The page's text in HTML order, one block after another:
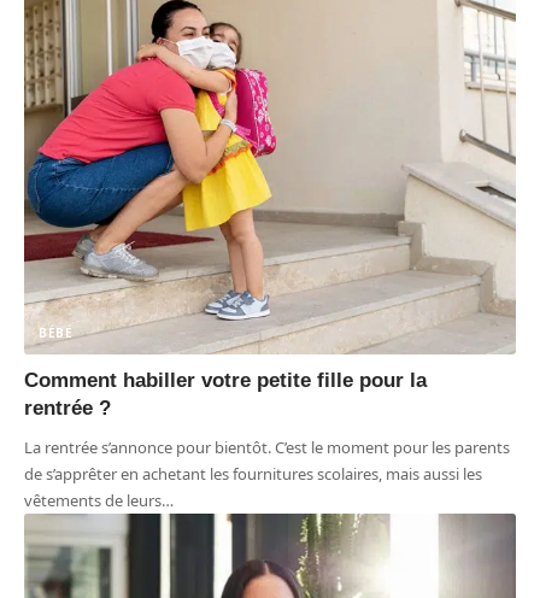
BÉBÉ
Comment habiller votre petite fille pour la
rentrée ?
La rentrée s’annonce pour bientôt. C’est le moment pour les parents
de s’apprêter en achetant les fournitures scolaires, mais aussi les
vêtements de leurs…